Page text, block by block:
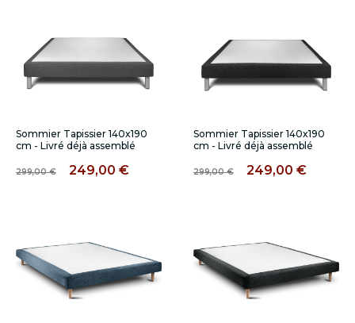
Sommier Tapissier 140x190
cm - Livré déjà assemblé
299,00 € 249,00 €
Sommier Tapissier 140x190
cm - Livré déjà assemblé
299,00 € 249,00 €